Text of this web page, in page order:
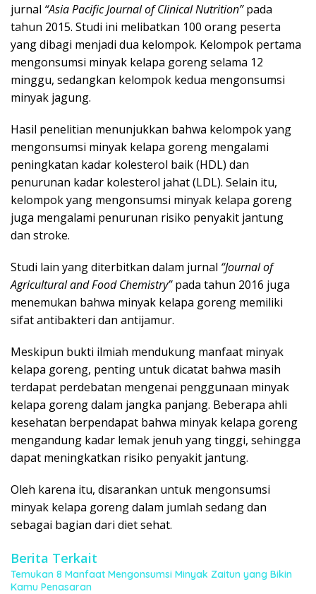
jurnal “Asia Pacific Journal of Clinical Nutrition”pada
tahun 2015. Studi ini melibatkan 100 orang peserta
yang dibagi menjadi dua kelompok. Kelompok pertama
mengonsumsi minyak kelapa goreng selama 12
minggu, sedangkan kelompok kedua mengonsumsi
minyak jagung.
Hasil penelitian menunjukkan bahwa kelompok yang
mengonsumsi minyak kelapa goreng mengalami
peningkatan kadar kolesterol baik (HDL) dan
penurunan kadar kolesterol jahat (LDL). Selain itu,
kelompok yang mengonsumsi minyak kelapa goreng
juga mengalami penurunan risiko penyakit jantung
dan stroke.
Studi lain yang diterbitkan dalam jurnal “Journal of
Agricultural and Food Chemistry”pada tahun 2016 juga
menemukan bahwa minyak kelapa goreng memiliki
sifat antibakteri dan antijamur.
Meskipun bukti ilmiah mendukung manfaat minyak
kelapa goreng, penting untuk dicatat bahwa masih
terdapat perdebatan mengenai penggunaan minyak
kelapa goreng dalam jangka panjang. Beberapa ahli
kesehatan berpendapat bahwa minyak kelapa goreng
mengandung kadar lemak jenuh yang tinggi, sehingga
dapat meningkatkan risiko penyakit jantung.
Oleh karena itu, disarankan untuk mengonsumsi
minyak kelapa goreng dalam jumlah sedang dan
sebagai bagian dari diet sehat.
Berita Terkait
Temukan 8 Manfaat Mengonsumsi Minyak Zaitun yang Bikin
Kamu Penasaran